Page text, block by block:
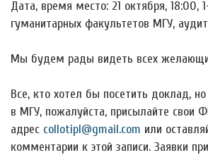
Дата, время место: 21 октября, 18:00,
гуманитарных факультетов МГУ,
Мы будем рады видеть всех
Все, кто хотел бы посетить доклад,
в МГУ, пожалуйста, присылайте свои
адрес collotipl@gmail.com или
комментарии к этой записи. Заявки